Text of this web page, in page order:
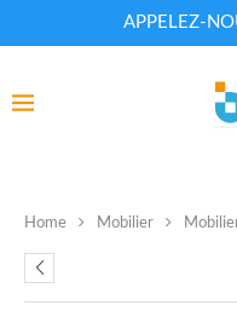
APPELEZ-
Home Mobilier